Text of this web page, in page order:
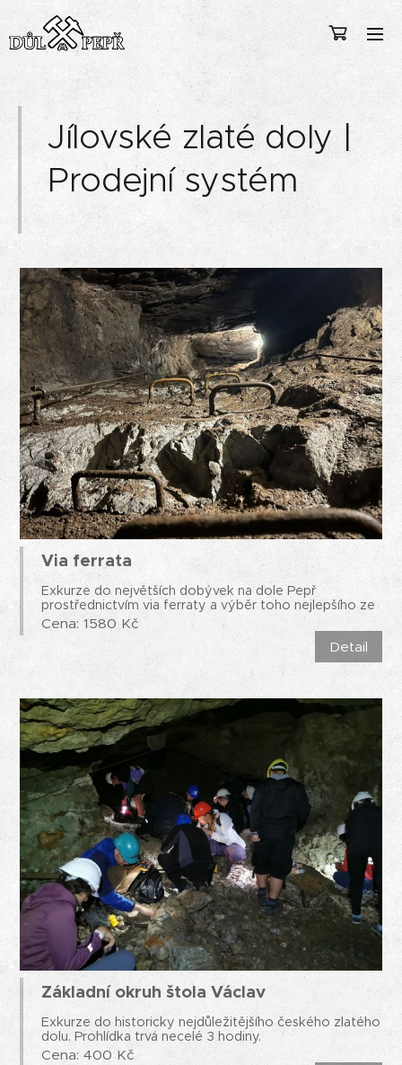
Jílovské zlaté doly |
Prodejní systém
Via ferrata
Exkurze do největších dobývek na dole Pepř
prostřednictvím via ferraty a výběr toho nejlepšího ze
základního okruhu. Prohlídka trvá 3 hodiny.
Cena: 1580 Kč
Detail
Základní okruh štola Václav
Exkurze do historicky nejdůležitějšího českého zlatého
dolu. Prohlídka trvá necelé 3 hodiny.
Cena: 400 Kč